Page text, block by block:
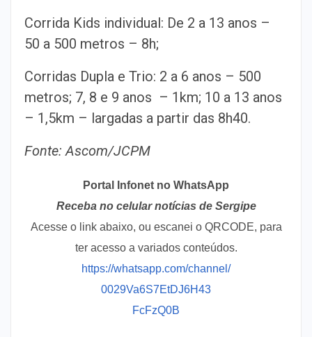
Corrida Kids individual: De 2 a 13 anos –
50 a 500 metros – 8h;
Corridas Dupla e Trio: 2 a 6 anos – 500
metros; 7, 8 e 9 anos – 1km; 10 a 13 anos
– 1,5km – largadas a partir das 8h40.
Fonte: Ascom/JCPM
Portal Infonet no WhatsApp
Receba no celular notícias de Sergipe
Acesse o link abaixo, ou escanei o QRCODE, para
ter acesso a variados conteúdos.
https://whatsapp.com/channel/
0029Va6S7EtDJ6H43
FcFzQ0B